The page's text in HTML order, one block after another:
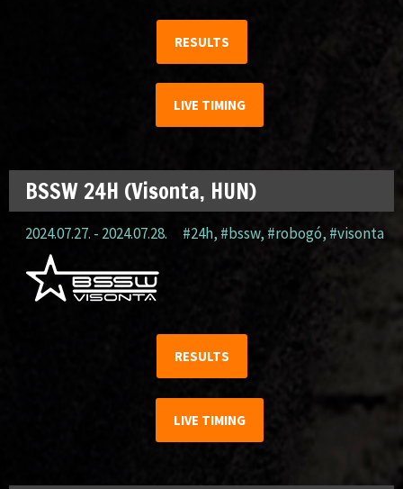
RESULTS
LIVE TIMING
BSSW 24H (Visonta, HUN)
2024.07.27. - 2024.07.28. #24h, #bssw, #robogó,#visonta
RESULTS
LIVE TIMING